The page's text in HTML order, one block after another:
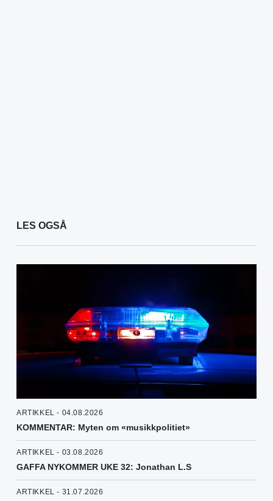
LES OGSÅ
ARTIKKEL - 04.08.2026
KOMMENTAR: Myten om «musikkpolitiet»
ARTIKKEL - 03.08.2026
GAFFA NYKOMMER UKE 32: Jonathan L.S
ARTIKKEL - 31.07.2026